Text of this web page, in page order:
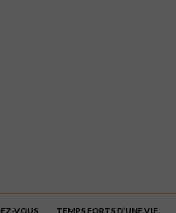
VOUS TEMPS FORTS D’UNE VIE